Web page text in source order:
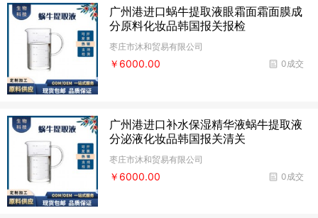
广州港进口蜗牛提取液眼霜面霜面膜成
分原料化妆品韩国报关报检
枣庄市沐和贸易有限公司
0成交
￥6000.00
广州港进口补水保湿精华液蜗牛提取液
分泌液化妆品韩国报关清关
枣庄市沐和贸易有限公司
0成交
￥6000.00